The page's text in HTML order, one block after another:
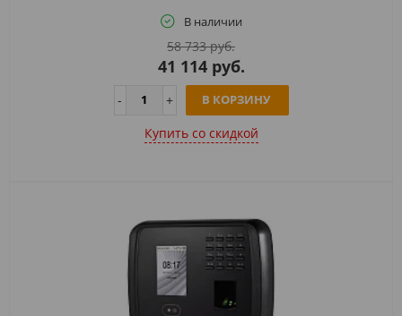
В наличии
58 733 руб.
41 114 руб.
В КОРЗИНУ
Купить cо скидкой